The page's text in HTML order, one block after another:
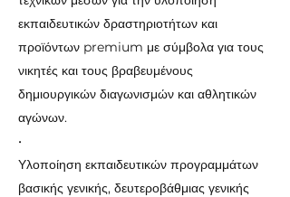
εκπαιδευτικών δραστηριοτήτων και
προϊόντων premium με σύμβολα για τους
νικητές και τους βραβευμένους
δημιουργικών διαγωνισμών και αθλητικών
αγώνων.
•
Υλοποίηση εκπαιδευτικών προγραμμάτων
βασικής γενικής, δευτεροβάθμιας γενικής